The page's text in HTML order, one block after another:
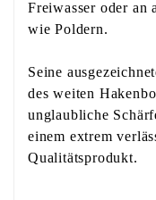
Freiwasser oder an
wie Poldern.
Seine
des weiten
unglaubliche
einem extrem
Qualitätsprodukt.